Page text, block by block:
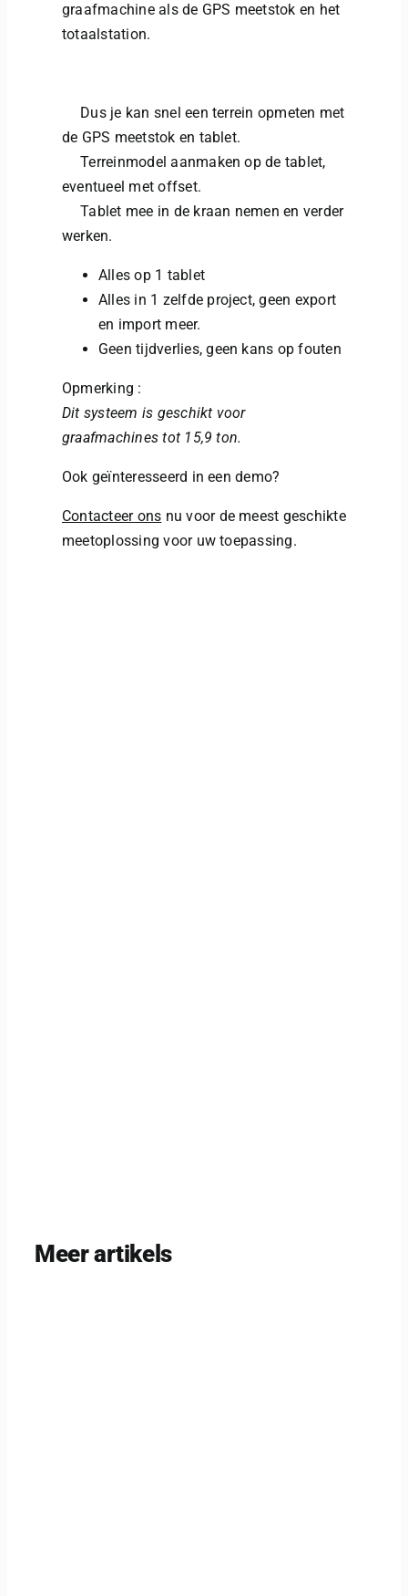
graafmachine als de GPS meetstok en het
totaalstation.
Dus je kan snel een terrein opmeten met
de GPS meetstok en tablet.
Terreinmodel aanmaken op de tablet,
eventueel met offset.
Tablet mee in de kraan nemen en verder
werken.
Alles op 1 tablet
Alles in 1 zelfde project, geen export
en import meer.
Geen tijdverlies, geen kans op fouten
Opmerking :
Dit systeem is geschikt voor
graafmachines tot 15,9 ton.
Ook geïnteresseerd in een demo?
Contacteer ons nu voor de meest geschikte
meetoplossing voor uw toepassing.
Meer artikels